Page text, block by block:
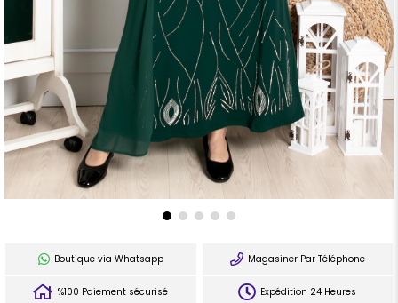
Boutique via Whatsapp Magasiner Par Téléphone
%100 Paiement sécurisé Expédition 24 Heures